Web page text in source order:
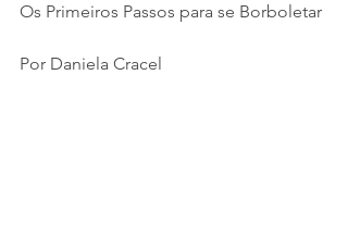
Os Primeiros Passos para se Borboletar
Por Daniela Cracel